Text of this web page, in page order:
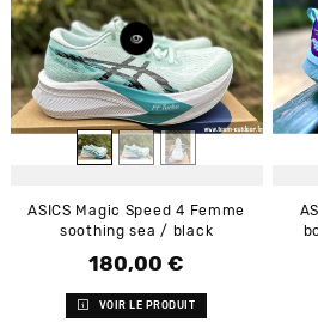
ASICS Magic Speed 4 Femme
soothing sea / black
Prix
180,00 €
VOIR LE PRODUIT